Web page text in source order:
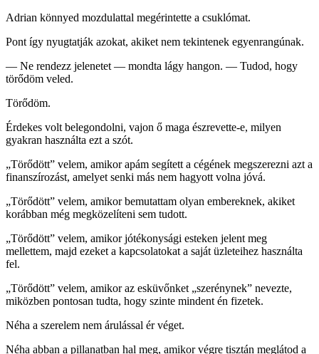
Adrian könnyed mozdulattal megérintette a csuklómat.
Pont így nyugtatják azokat, akiket nem tekintenek egyenrangúnak.
— Ne rendezz jelenetet — mondta lágy hangon. — Tudod, hogy
törődöm veled.
Törődöm.
Érdekes volt belegondolni, vajon ő maga észrevette-e, milyen
gyakran használta ezt a szót.
„Törődött” velem, amikor apám segített a cégének megszerezni azt a
finanszírozást, amelyet senki más nem hagyott volna jóvá.
„Törődött” velem, amikor bemutattam olyan embereknek, akiket
korábban még megközelíteni sem tudott.
„Törődött” velem, amikor jótékonysági esteken jelent meg
mellettem, majd ezeket a kapcsolatokat a saját üzleteihez használta
fel.
„Törődött” velem, amikor az esküvőnket „szerénynek” nevezte,
miközben pontosan tudta, hogy szinte mindent én fizetek.
Néha a szerelem nem árulással ér véget.
Néha abban a pillanatban hal meg, amikor végre tisztán meglátod a